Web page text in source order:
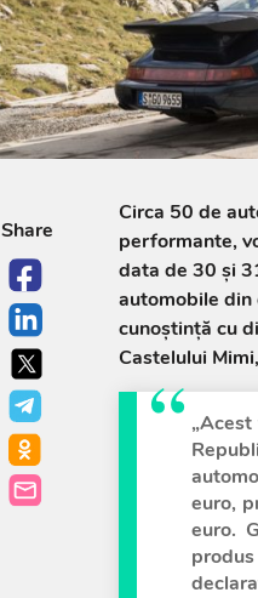
Share
Circa 50 de
performante,
data de 30 și
automobile din
cunoștință cu
Castelului
euro,
euro.